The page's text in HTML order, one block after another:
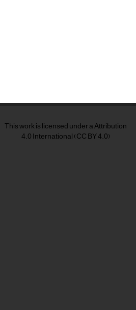
This work is licensed under aAttribution
4.0 International(CC BY 4.0)